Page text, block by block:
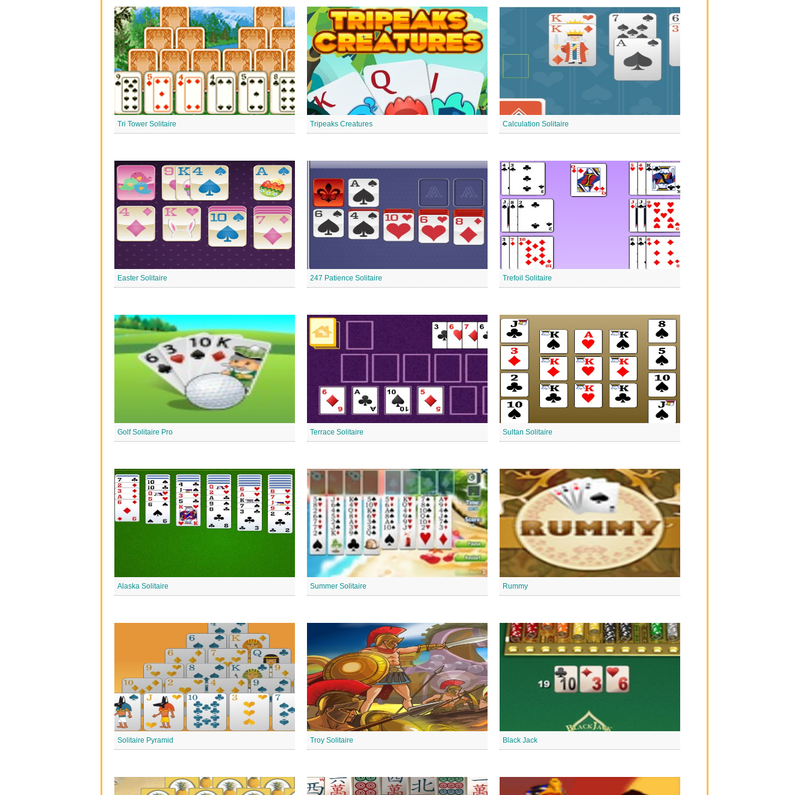
Tri Tower Solitaire Tripeaks Creatures Calculation Solitaire
Easter Solitaire 247 Patience Solitaire Trefoil Solitaire
Golf Solitaire Pro Terrace Solitaire Sultan Solitaire
Alaska Solitaire Summer Solitaire Rummy
Solitaire Pyramid Troy Solitaire Black Jack